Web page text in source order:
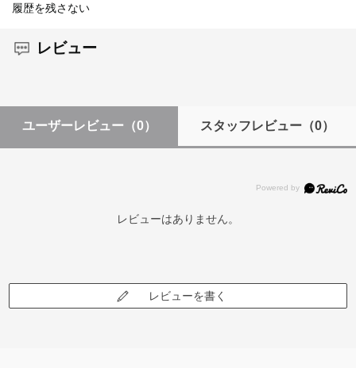
履歴を残さない
レビュー
ユーザーレビュー （0） スタッフレビュー（0）
レビューはありません。
レビューを書く